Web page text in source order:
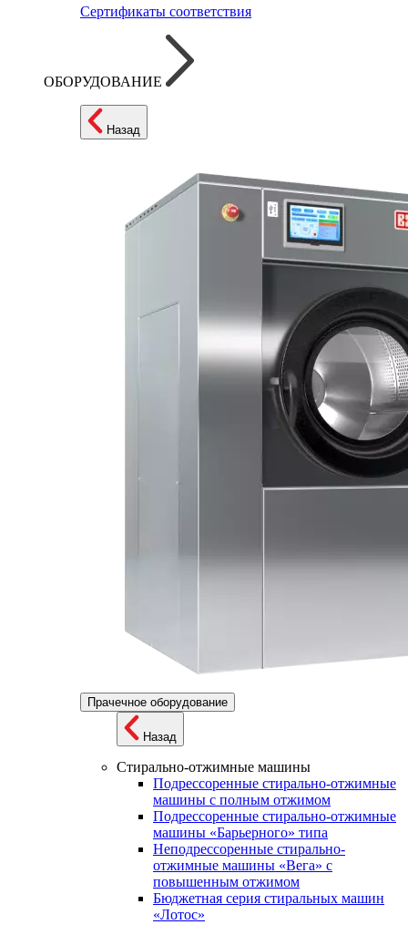
Сертификаты соответствия
ОБОРУДОВАНИЕ
Назад
Прачечное оборудование
Назад
Стирально-отжимные машины
Подрессоренные стирально-отжимные
машины с полным отжимом
Подрессоренные стирально-отжимные
машины «Барьерного» типа
Неподрессоренные стирально-
отжимные машины «Вега» с
повышенным отжимом
Бюджетная серия стиральных машин
«Лотос»